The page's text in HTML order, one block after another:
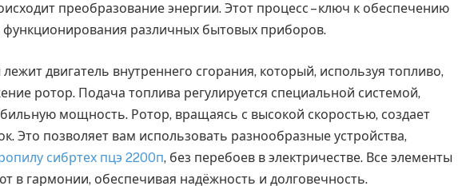
преобразование энергии. Этот процесс – ключ к обеспечению
функционирования различных бытовых приборов.
двигатель внутреннего сгорания, который, используя топливо,
ротор. Подача топлива регулируется специальной системой,
мощность. Ротор, вращаясь с высокой скоростью, создает
Это позволяет вам использовать разнообразные устройства,
сибртех пцэ 2200п, без перебоев в электричестве. Все элементы
в гармонии, обеспечивая надёжность и долговечность.